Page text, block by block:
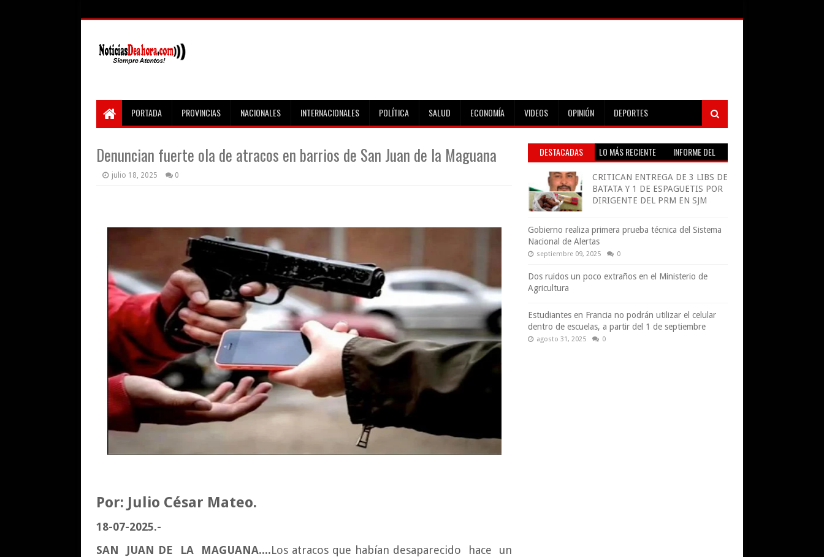
PORTADA PROVINCIAS NACIONALES INTERNACIONALES POLÍTICA SALUD ECONOMÍA VIDEOS OPINIÓN DEPORTES
Denuncian fuerte ola de atracos en barrios de San Juan de la Maguana
julio 18, 2025 0
Por: Julio César Mateo.
18-07-2025.-
SAN JUAN DE LA MAGUANA....Los atracos que habían desaparecido hace un
DESTACADAS LO MÁS RECIENTE
INFORME DEL
CRITICAN ENTREGA DE 3 LIBS DE
BATATA Y 1 DE ESPAGUETIS POR
DIRIGENTE DEL PRM EN SJM
Gobierno realiza primera prueba técnica del Sistema
Nacional de Alertas
septiembre 09, 2025 0
Dos ruidos un poco extraños en el Ministerio de
Agricultura
Estudiantes en Francia no podrán utilizar el celular
dentro de escuelas, a partir del 1 de septiembre
agosto 31, 2025 0